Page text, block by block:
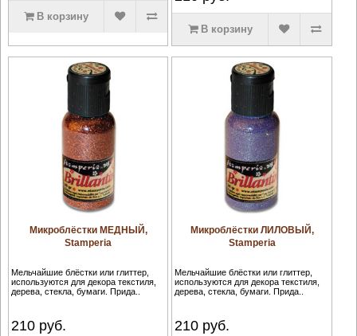
В корзину
В корзину
Микроблёстки МЕДНЫЙ,
Stamperia
Мельчайшие блёстки или глиттер,
используются для декора текстиля,
дерева, стекла, бумаги. Прида..
210руб.
Микроблёстки ЛИЛОВЫЙ,
Stamperia
Мельчайшие блёстки или глиттер,
используются для декора текстиля,
дерева, стекла, бумаги. Прида..
210 руб.